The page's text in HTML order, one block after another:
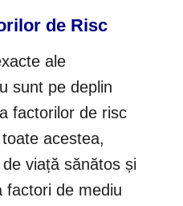
de Risc
ale
sunt pe deplin
factorilor de risc
acestea,
viață sănătos și
factori de mediu